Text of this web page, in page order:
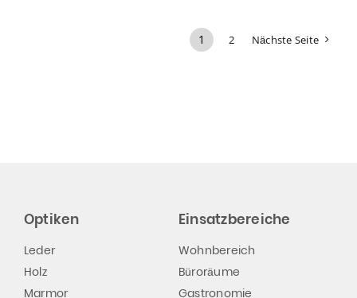
1 2 Nächste Seite
Optiken
Leder
Holz
Marmor
Einsatzbereiche
Wohnbereich
Büroräume
Gastronomie